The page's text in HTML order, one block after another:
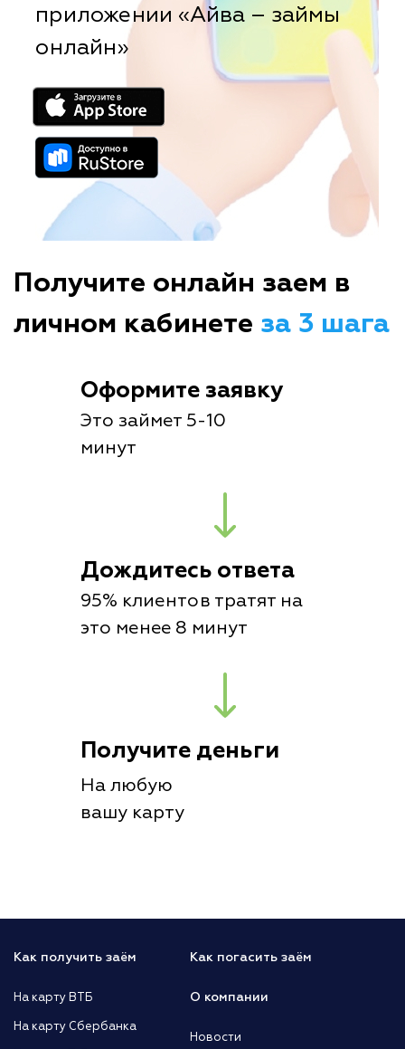
приложении «Айва – займы
онлайн»
Получите онлайн заем в
личном кабинете за 3 шага
Оформите заявку
Это займет 5-10
минут
Дождитесь ответа
95% клиентов тратят на
это менее 8 минут
Получите деньги
На любую
вашу карту
Как получить заём
На карту ВТБ
На карту Сбербанка
Как погасить заём
О компании
Новости